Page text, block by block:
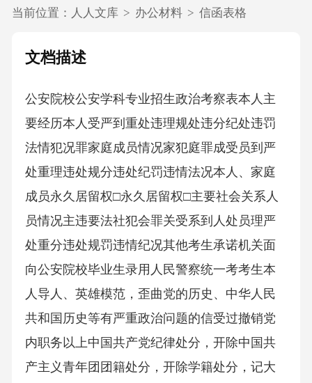
当前位置： 人人文库 > 办公材料 > 信函表格
文档描述
公安院校公安学科专业招生政治考察表本人主
要经历本人受严到重处违理规处违分纪处违罚
法情犯况罪家庭成员情况家犯庭罪成受员到严
处重理违处规分违处纪罚违情法况本人、家庭
成员永久居留权□永久居留权□主要社会关系人
员情况主违要法社犯会罪关受系到人处员理严
处重分违处规罚违情纪况其他考生承诺机关面
向公安院校毕业生录用人民警察统一考考生本
人导人、英雄模范，歪曲党的历史、中华人民
共和国历史等有严重政治问题的信受过撤销党
内职务以上中国共产党纪律处分，开除中国共
产主义青年团团籍处分，开除学籍处分，记大